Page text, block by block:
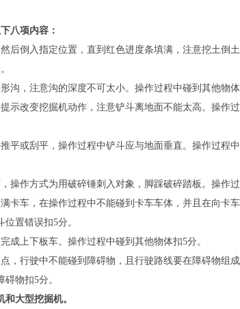
八项内容：
后倒入指定位置，直到红色进度条填满，注意挖土倒
沟，注意沟的深度不可太小。操作过程中碰到其他物体
示改变挖掘机动作，注意铲斗离地面不能太高。操作
平或刮平，操作过程中铲斗应与地面垂直。操作过程
操作方式为用破碎锤刺入对象，脚踩破碎踏板。操作过
卡车，在操作过程中不能碰到卡车车体，并且在向卡
置错误扣5分。
成上下板车。操作过程中碰到其他物体扣5分。
，行驶中不能碰到障碍物，且行驶路线要在障碍物组
物扣5分。
大型挖掘机。